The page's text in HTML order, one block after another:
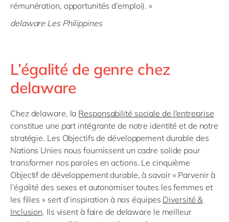
rémunération, opportunités d’emploi). »
delaware Les Philippines
L’égalité de genre chez
delaware
Chez delaware, la Responsabilité sociale de l'entreprise
constitue une part intégrante de notre identité et de notre
stratégie. Les Objectifs de développement durable des
Nations Unies nous fournissent un cadre solide pour
transformer nos paroles en actions. Le cinquième
Objectif de développement durable, à savoir « Parvenir à
l’égalité des sexes et autonomiser toutes les femmes et
les filles » sert d’inspiration à nos équipes Diversité &
Inclusion. Ils visent à faire de delaware le meilleur